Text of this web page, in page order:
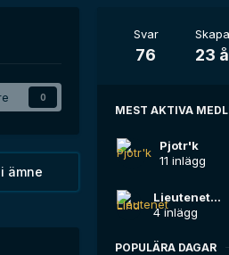
0
ämne
Svar
76 23
MEST AKTIVA
Pjotr'k
11 inlägg
Lieutenet Lind
4 inlägg
POPULÄRA DAGAR